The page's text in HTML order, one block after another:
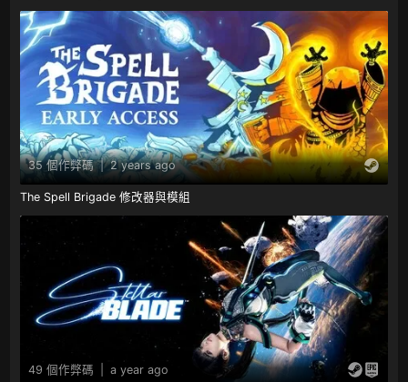
35 個作弊碼 | 2 years ago
The Spell Brigade 修改器與模組
49 個作弊碼 a year ago